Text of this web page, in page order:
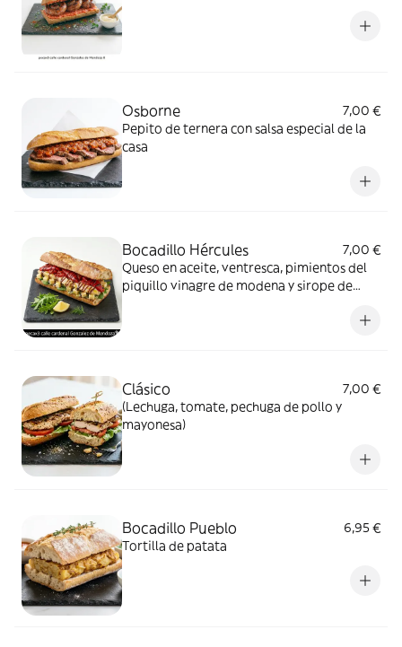
Osborne
7,00 €
Pepito de ternera con salsa especial de la
casa
Bocadillo Hércules
7,00 €
Queso en aceite, ventresca, pimientos del
piquillo vinagre de modena y sirope de
Clásico
7,00 €
(Lechuga, tomate, pechuga de pollo y
mayonesa)
Bocadillo Pueblo
6,95 €
Tortilla de patata